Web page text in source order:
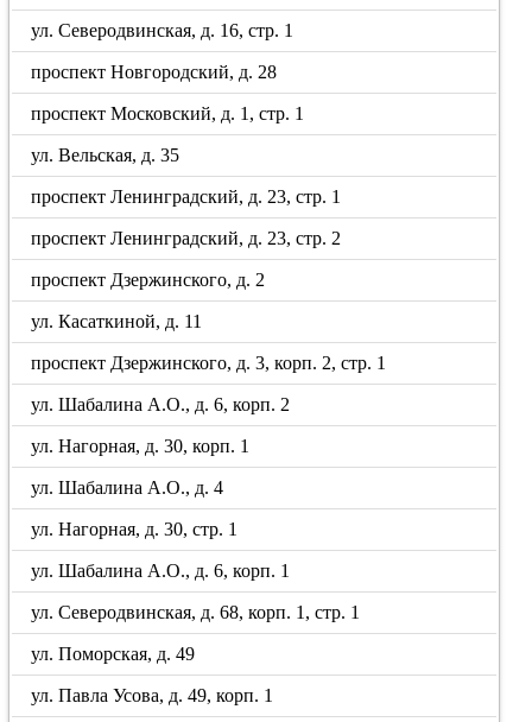
ул. Северодвинская, д. 16, стр. 1
проспект Новгородский, д. 28
проспект Московский, д. 1, стр. 1
ул. Вельская, д. 35
проспект Ленинградский, д. 23, стр. 1
проспект Ленинградский, д. 23, стр. 2
проспект Дзержинского, д. 2
ул. Касаткиной, д. 11
проспект Дзержинского, д. 3, корп. 2, стр. 1
ул. Шабалина А.О., д. 6, корп. 2
ул. Нагорная, д. 30, корп. 1
ул. Шабалина А.О., д. 4
ул. Нагорная, д. 30, стр. 1
ул. Шабалина А.О., д. 6, корп. 1
ул. Северодвинская, д. 68, корп. 1, стр. 1
ул. Поморская, д. 49
ул. Павла Усова, д. 49, корп. 1